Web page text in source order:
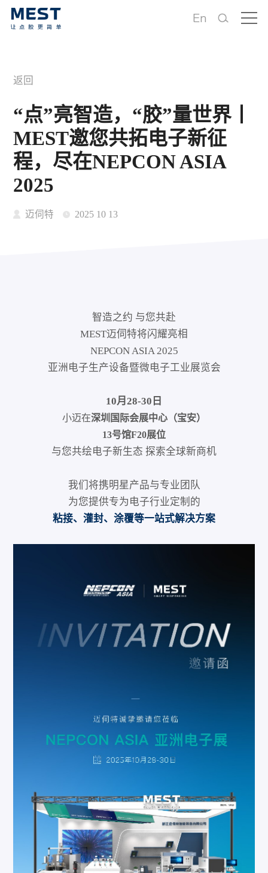
En
返回
“点”亮智造，“胶”量世界丨
MEST邀您共拓电子新征
程，尽在NEPCON ASIA
2025
迈伺特 2025 10 13
智造之约 与您共赴
MEST迈伺特将闪耀亮相
NEPCON ASIA 2025
亚洲电子生产设备暨微电子工业展览会
10月28-30日
小迈在深圳国际会展中心（宝安）
13号馆F20展位
与您共绘电子新生态 探索全球新商机
我们将携明星产品与专业团队
为您提供专为电子行业定制的
粘接、灌封、涂覆等一站式解决方案